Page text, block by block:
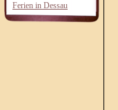
Ferien in Dessau